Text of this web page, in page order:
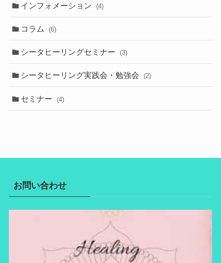
インフォメーション (4)
コラム (6)
シータヒーリングセミナー (3)
シータヒーリング実践会・勉強会 (2)
セミナー (4)
お問い合わせ